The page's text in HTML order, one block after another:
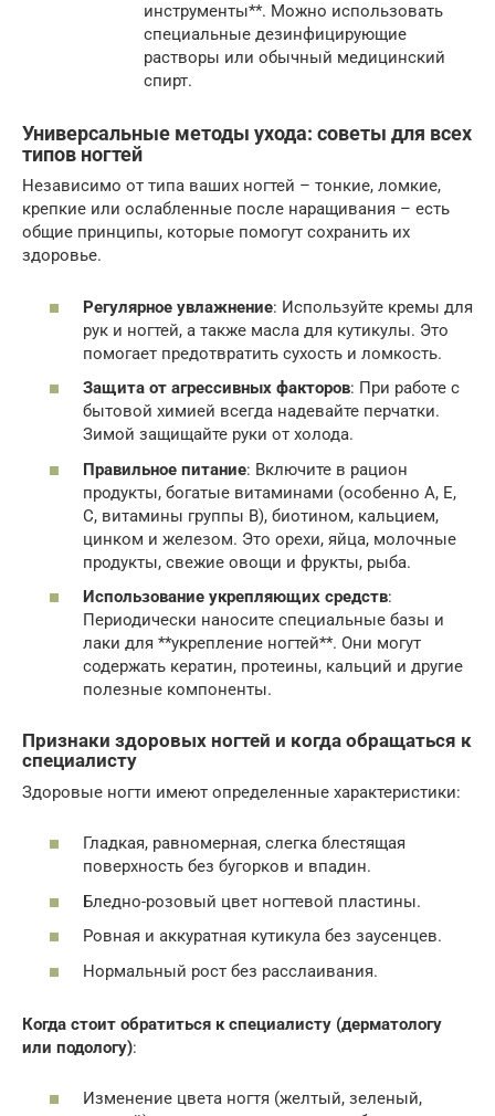
инструменты**. Можно использовать
специальные дезинфицирующие
растворы или обычный медицинский
спирт.
Универсальные методы ухода: советы для всех
типов ногтей
Независимо от типа ваших ногтей – тонкие, ломкие,
крепкие или ослабленные после наращивания – есть
общие принципы, которые помогут сохранить их
здоровье.
Регулярное увлажнение: Используйте кремы для
рук и ногтей, а также масла для кутикулы. Это
помогает предотвратить сухость и ломкость.
Защита от агрессивных факторов: При работе с
бытовой химией всегда надевайте перчатки.
Зимой защищайте руки от холода.
Правильное питание: Включите в рацион
продукты, богатые витаминами (особенно A, E,
C, витамины группы B), биотином, кальцием,
цинком и железом. Это орехи, яйца, молочные
продукты, свежие овощи и фрукты, рыба.
Использование укрепляющих средств:
Периодически наносите специальные базы и
лаки для **укрепление ногтей**. Они могут
содержать кератин, протеины, кальций и другие
полезные компоненты.
Признаки здоровых ногтей и когда обращаться к
специалисту
Здоровые ногти имеют определенные характеристики:
Гладкая, равномерная, слегка блестящая
поверхность без бугорков и впадин.
Бледно-розовый цвет ногтевой пластины.
Ровная и аккуратная кутикула без заусенцев.
Нормальный рост без расслаивания.
Когда стоит обратиться к специалисту (дерматологу
или подологу):
Изменение цвета ногтя (желтый, зеленый,